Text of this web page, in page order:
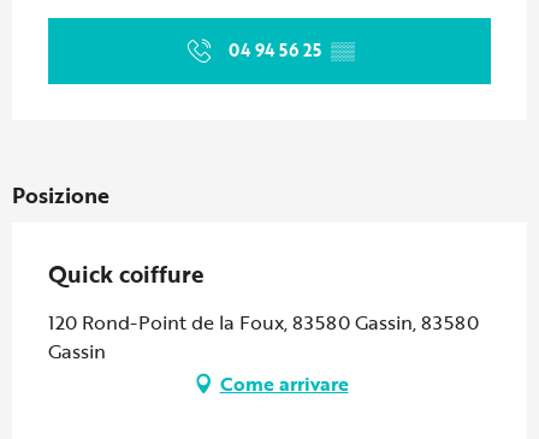
04 94 56 25 ▒▒
Posizione
Quick coiffure
120 Rond-Point de la Foux, 83580 Gassin, 83580
Gassin
Come arrivare